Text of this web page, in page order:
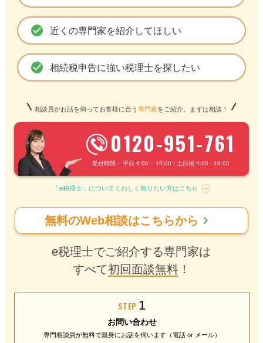
check_circle 近くの専門家を紹介してほしい
check_circle 相続税申告に強い税理士を探したい
相談員がお話を伺ってお客様に合う 専門家をご紹介。まずは相談！
0120-951-761
受付時間 – 平日 9:00 – 19:00 / 土日祝 9:00 –18:00
「e税理士」についてくわしく知りたい方はこちら
無料のWeb相談はこちらから chevron_right
e税理士でご紹介する専門家は
すべて初回面談無料！
STEP 1
お問い合わせ
専門相談員が無料で親身にお話を伺います（電話 or メール）